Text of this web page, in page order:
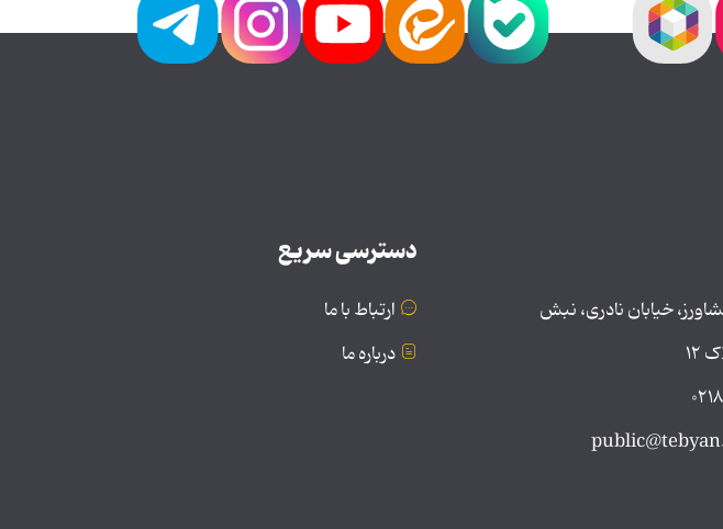
خیابان نادری، نبش
دسترسی سریع
ارتباط با ما
درباره ما